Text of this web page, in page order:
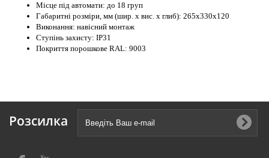
Місце під автомати: до 18 груп
Габаритні розміри, мм (шир. х вис. х глиб): 265х330х120
Виконання: навісний монтаж
Ступінь захисту: IP31
Покриття порошкове RAL: 9003
Розсилка